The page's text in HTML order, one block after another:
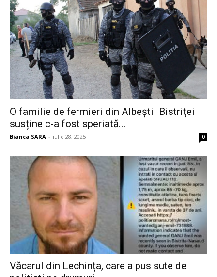
O familie de fermieri din Albeștii Bistriței
susține c-a fost speriată...
Bianca SARA - iulie 28, 2025 0
Văcarul din Lechința, care a pus sute de